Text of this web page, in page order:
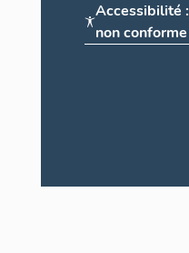
Accessibilité :
non conforme